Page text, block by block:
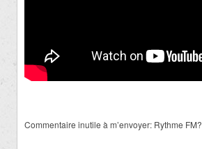
Commentaire inutile à m’envoyer: Rythme FM?